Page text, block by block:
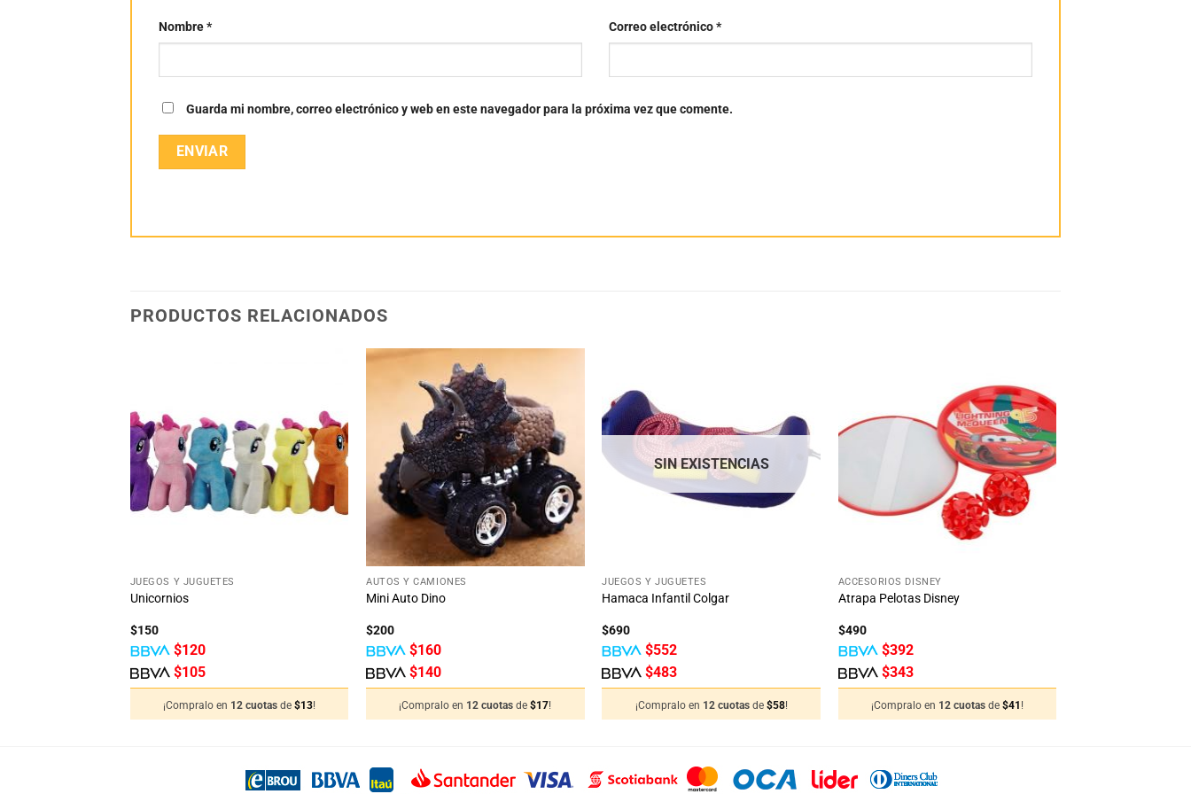
Nombre* Correo electrónico*
Guarda mi nombre, correo electrónico y web en este navegador para la próxima vez que comente.
PRODUCTOS RELACIONADOS
a la
lista
de
deseos
JUEGOS Y JUGUETES
Unicornios
$150
$120
$105
¡Compralo en 12 cuotasde$13!
a la
lista
de
deseos
AUTOS Y CAMIONES
Mini Auto Dino
$200
$160
$140
¡Compralo en 12 cuotasde$17!
lista
de
SIN EXISTENCIAS
JUEGOS Y JUGUETES
Hamaca Infantil Colgar
$690
$552
$483
¡Compralo en 12 cuotas de $58!
Añadir
a la
lista
de
deseos
ACCESORIOS DISNEY
Atrapa Pelotas Disney
$490
$392
$343
¡Compralo en 12 cuotas de $41 !